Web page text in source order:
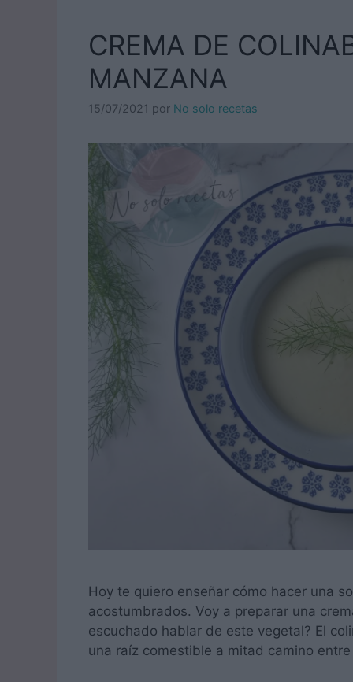
CREMA DE
MANZANA
15/07/2021 por No solo recetas
Hoy te quiero enseñar cómo hacer una
acostumbrados. Voy a preparar una
escuchado hablar de este vegetal? El
una raíz comestible a mitad camino